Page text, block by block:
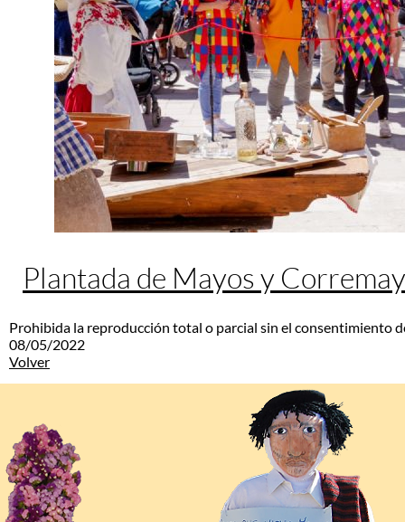
Plantada de Mayos y
Prohibida la reproducción total o parcial sin el consentimiento
08/05/2022
Volver